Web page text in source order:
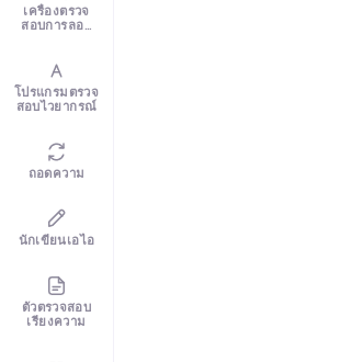
เครื่องตรวจ
สอบการลอก
โปรแกรมตรวจ
สอบไวยากรณ์
ถอดความ
นักเขียนเอไอ
ตัวตรวจสอบ
เรียงความ